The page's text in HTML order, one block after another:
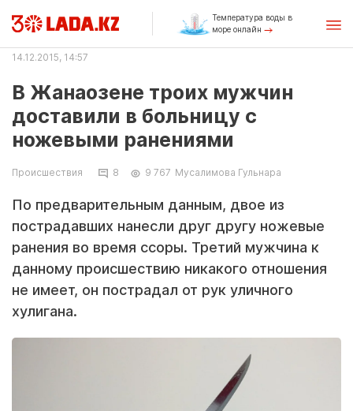
Температура воды в
море онлайн
14.12.2015, 14:57
В Жанаозене троих мужчин
доставили в больницу с
ножевыми ранениями
Происшествия 8 9 767 Мусалимова Гульнара
По предварительным данным, двое из
пострадавших нанесли друг другу ножевые
ранения во время ссоры. Третий мужчина к
данному происшествию никакого отношения
не имеет, он пострадал от рук уличного
хулигана.